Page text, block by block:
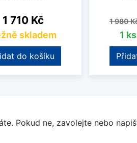
Cena
1 710 Kč
skladem
do košíku
Běžná
1 980
1
Pokud ne, zavolejte nebo